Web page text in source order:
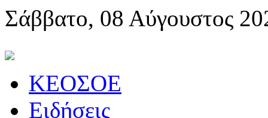
Σάββατο, 08 Αύγουστος
KEOΣOE
Ειδήσεις